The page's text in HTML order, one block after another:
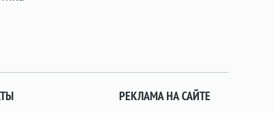
РЕКЛАМА НА САЙТЕ